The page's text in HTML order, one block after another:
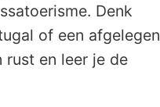
Denk
of een afgelegen
rust en leer je de